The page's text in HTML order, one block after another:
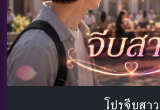
โปรจีบสาว